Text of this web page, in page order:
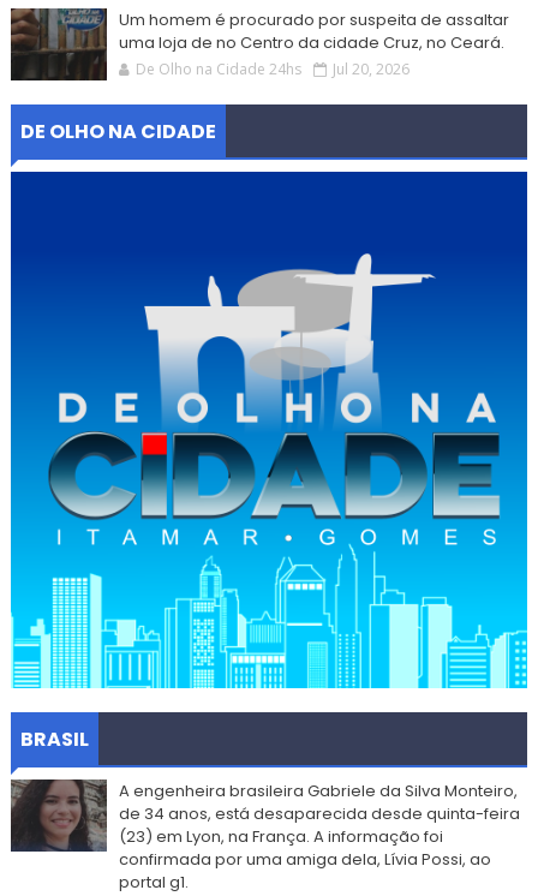
Um homem é procurado por suspeita de assaltar
uma loja de no Centro da cidade Cruz, no Ceará.
De Olho na Cidade 24hs Jul 20, 2026
DE OLHO NA CIDADE
BRASIL
A engenheira brasileira Gabriele da Silva Monteiro,
de 34 anos, está desaparecida desde quinta-feira
(23) em Lyon, na França. A informação foi
confirmada por uma amiga dela, Lívia Possi, ao
portal g1.